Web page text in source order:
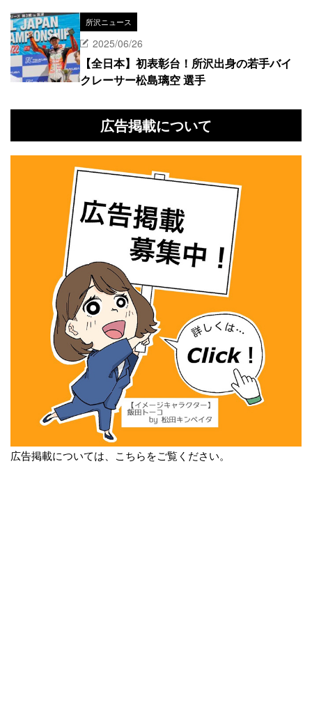
所沢ニュース
2025/06/26
【全日本】初表彰台！所沢出身の若手バイ
クレーサー松島璃空 選手
広告掲載について
広告掲載については、こちらをご覧ください。